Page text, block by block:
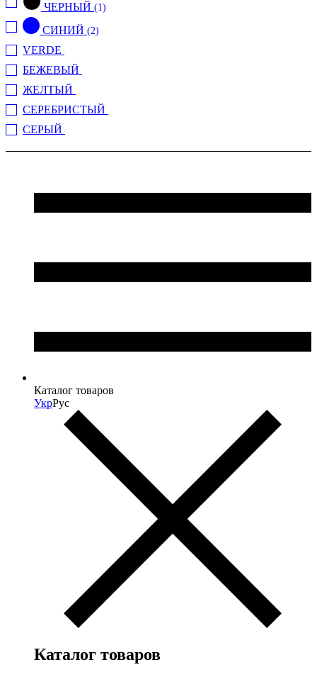
ЧЕРНЫЙ (1)
СИНИЙ (2)
VERDE
БЕЖЕВЫЙ
ЖЕЛТЫЙ
СЕРЕБРИСТЫЙ
СЕРЫЙ
Каталог товаров
УкрРус
Каталог товаров